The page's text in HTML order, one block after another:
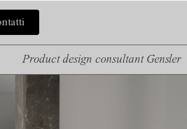
Product design consultant Gensler